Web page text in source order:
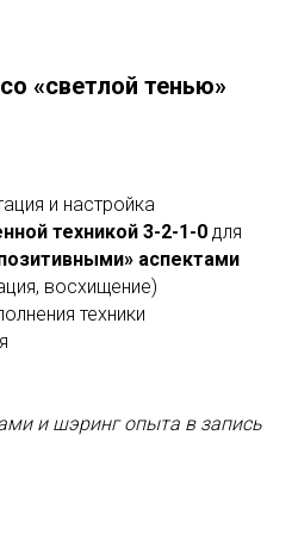
«светлой тенью»
и настройка
техникой 3-2-1-0 для
аспектами
восхищение)
техники
и шэринг опыта в запись